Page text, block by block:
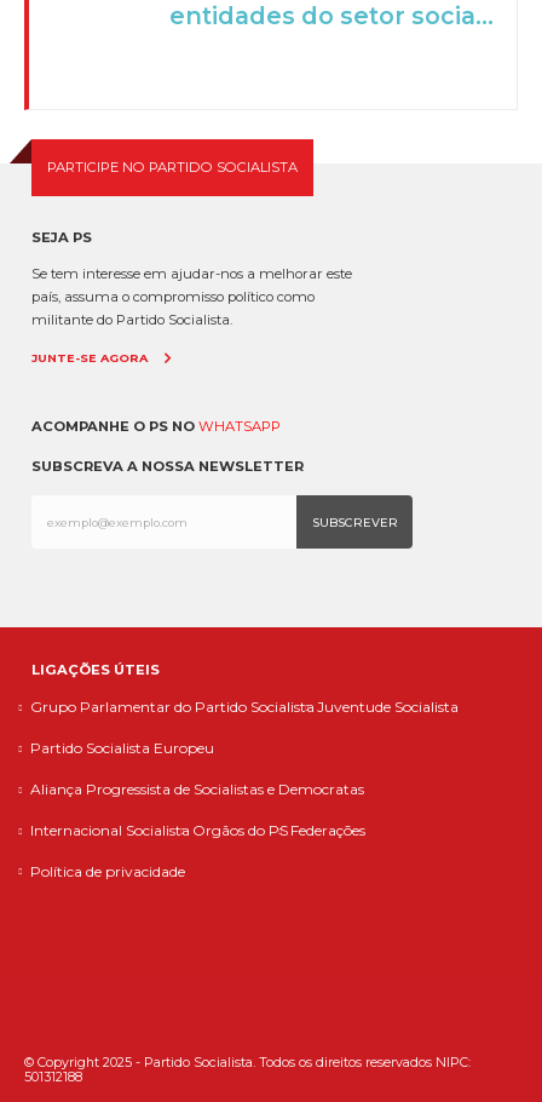
entidades do setor socia...
PARTICIPE NO PARTIDO SOCIALISTA
SEJA PS
Se tem interesse em ajudar-nos a melhorar este
país, assuma o compromisso político como
militante do Partido Socialista.
JUNTE-SE AGORA
ACOMPANHE O PS NO WHATSAPP
SUBSCREVA A NOSSA NEWSLETTER
LIGAÇÕES ÚTEIS
Grupo Parlamentar do Partido Socialista Juventude Socialista
Partido Socialista Europeu
Aliança Progressista de Socialistas e Democratas
Internacional Socialista Orgãos do PS Federações
Política de privacidade
© Copyright 2025 - Partido Socialista. Todos os direitos reservados NIPC:
501312188